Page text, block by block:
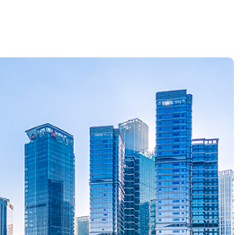
集聚高地，实现资本高效汇集。